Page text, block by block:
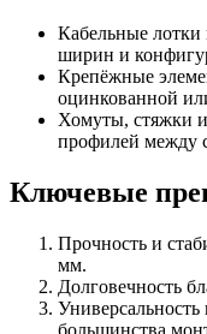
Кабельные
ширин и
Крепёжные
оцинкованной
Хомуты, стяжки
профилей между
Ключевые
Прочность и
мм.
Долговечность
большинства